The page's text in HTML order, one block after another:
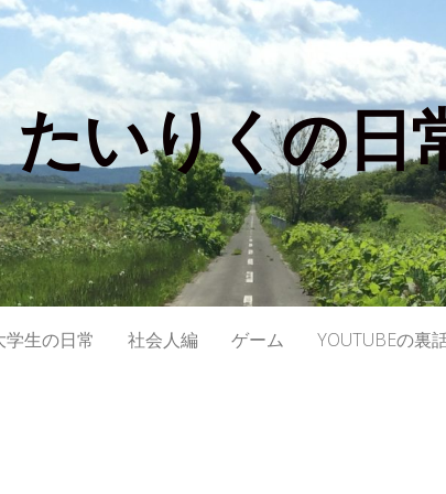
たいりくの日
学生の日常 社会人編 ゲーム YOUTUBEの裏